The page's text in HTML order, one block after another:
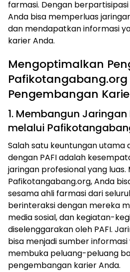
farmasi. Dengan
Anda bisa memperluas
dan mendapatkan informasi
karier Anda.
Mengoptimalkan
Pengembangan
1. Membangun
melalui
Salah satu keuntungan utama
dengan PAFI adalah
jaringan profesional yang luas.
Pafikotangabang.org, Anda
sesama ahli farmasi dari
berinteraksi dengan mereka
media sosial, dan kegiatan-
diselenggarakan oleh PAFI.
bisa menjadi sumber
membuka peluang-peluang
pengembangan karier Anda.